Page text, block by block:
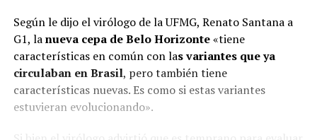
Según le dijo el virólogo de la UFMG, Renato Santana a
G1, lanueva cepa de Belo Horizonte«tiene
características en común con las variantes que ya
circulaban en Brasil, pero también tiene
características nuevas. Es como si estas variantes
estuvieran evolucionando».